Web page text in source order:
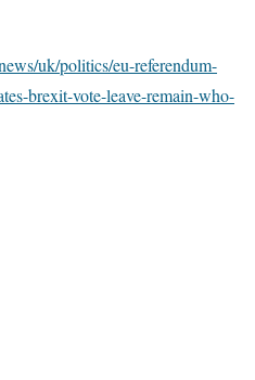
uk/politics/eu-referendum-
brexit-vote-leave-remain-who-